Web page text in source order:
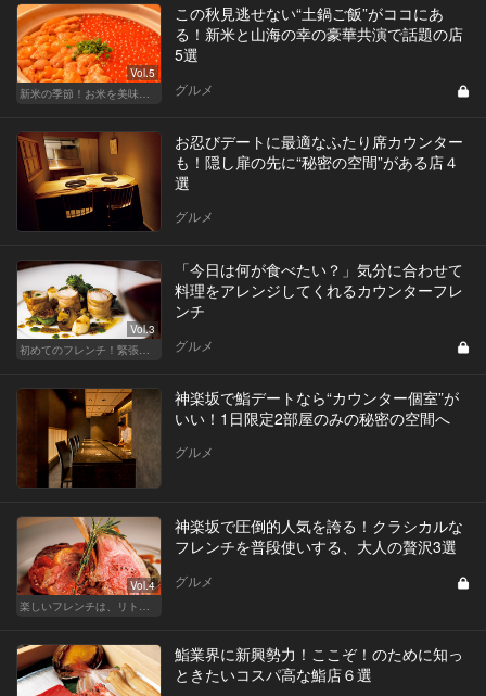
Vol.5
新米の季節！お米を美味しく味わえる和食店
この秋見逃せない“土鍋ご飯”がココにあ
る！新米と山海の幸の豪華共演で話題の店
5選
グルメ
お忍びデートに最適なふたり席カウンター
も！隠し扉の先に“秘密の空間”がある店４
選
グルメ
Vol.3
初めてのフレンチ！緊張せずに楽しめる人気店
「今日は何が食べたい？」気分に合わせて
料理をアレンジしてくれるカウンターフレ
ンチ
グルメ
神楽坂で鮨デートなら“カウンター個室”が
いい！1日限定2部屋のみの秘密の空間へ
グルメ
Vol.4
神楽坂で圧倒的人気を誇る！クラシカルな
フレンチを普段使いする、大人の贅沢3選
グルメ
鮨業界に新興勢力！ここぞ！のために知っ
ときたいコスパ高な鮨店６選